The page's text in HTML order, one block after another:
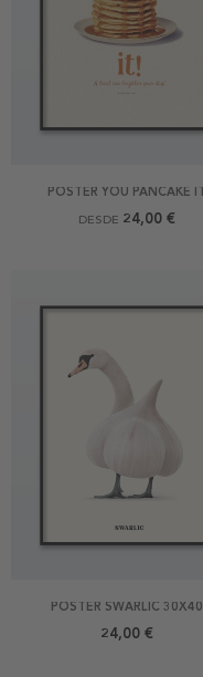
POSTER YOU PANCAKE IT
DESDE 24,00 €
POSTER SWARLIC 30X40
24,00 €